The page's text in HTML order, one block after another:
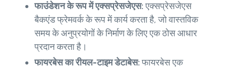
फाउंडेशन के रूप में एक्सप्रेसजेएस:एक्सप्रेसजेएस
बैकएंड फ्रेमवर्क के रूप में कार्य करता है, जो वास्तविक
समय के अनुप्रयोगों के निर्माण के लिए एक ठोस आधार
प्रदान करता है।
फायरबेस का रीयल-टाइम डेटाबेस:फायरबेस एक